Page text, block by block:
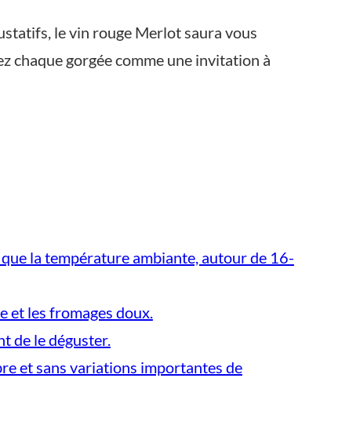
le vin rouge Merlot saura vous
chaque gorgée comme une invitation à
la température ambiante, autour de 16-
et les fromages doux.
de le déguster.
et sans variations importantes de